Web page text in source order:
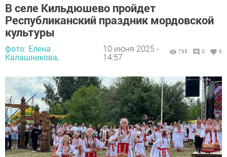
В селе Кильдюшево пройдет
Республиканский праздник мордовской
культуры
фото: Елена
Калашникова,
10 июня 2025 -
14:57
735 0 0